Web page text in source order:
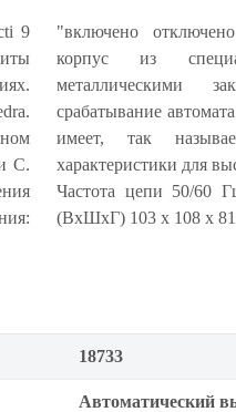
9
C.
"включено
(ВхШхГ) 103 х 108 х
18733
Автоматический